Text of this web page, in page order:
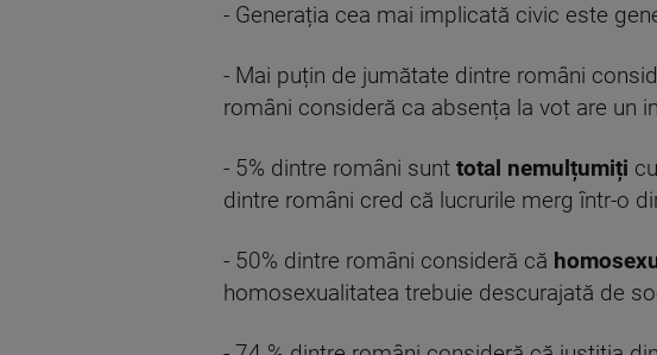
- Generația cea mai implicată civic este
- Mai puțin de jumătate dintre români
români consideră ca absența la vot are un
- 5% dintre români sunt total nemulțumiți
dintre români cred că lucrurile merg într-o
- 50% dintre români consideră că
homosexualitatea trebuie descurajată de